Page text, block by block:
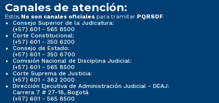
Canales de atención:
Estos No son canales oficiales para tramitar PQRSDF
Consejo Superior de la Judicatura:
(+57) 601 - 565 8500
Corte Constitucional:
(+57) 601 - 350 6200
Consejo de Estado:
(+57) 601 - 350 6700
Comisión Nacional de Disciplina Judicial:
(+57) 601 - 565 8500
Corte Suprema de Justicia:
(+57) 601 - 362 2000
Dirección Ejecutiva de Administración Judicial - DEAJ:
Carrera 7 # 27-18, Bogotá
(+57) 601 - 565 8500